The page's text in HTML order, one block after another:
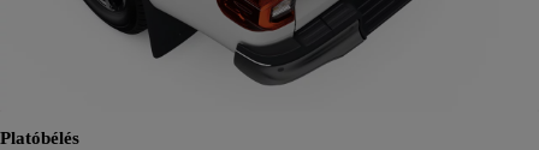
Platóbélés